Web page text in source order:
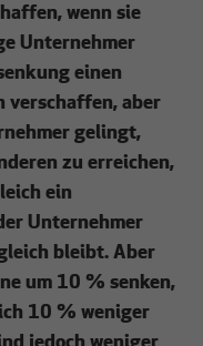
wenn sie
Unternehmer
einen
verschaffen, aber
gelingt,
zu erreichen,
ein
Unternehmer
bleibt. Aber
um 10 % senken,
10 % weniger